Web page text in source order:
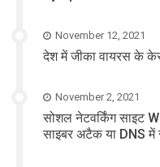
November 12, 2021
देश में जीका वायरस के
November 2, 2021
सोशल नेटवर्किंग साइट
साइबर अटैक या DNS में